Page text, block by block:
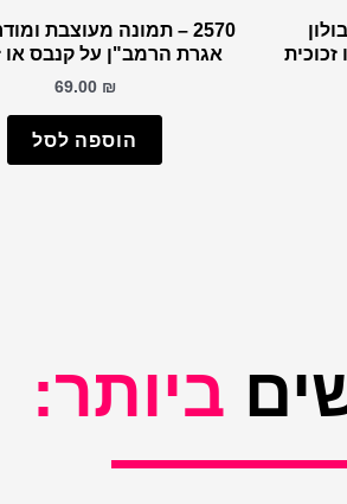
2570 – תמונה מעוצבת
אגרת הרמב"ן על קנבס או
69.00 ₪
הוספה לסל
ביותר: